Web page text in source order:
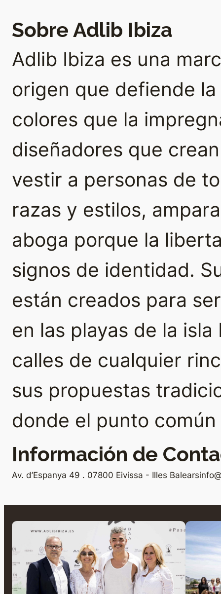
Sobre Adlib Ibiza
Adlib Ibiza es una
origen que defiende
colores que la
diseñadores que
vestir a personas de
razas y estilos,
aboga porque la
signos de identidad.
están creados para
en las playas de la
calles de cualquier
sus propuestas
donde el punto
Información de
Av. d’Espanya 49 . 07800 Eivissa - Illes Balears